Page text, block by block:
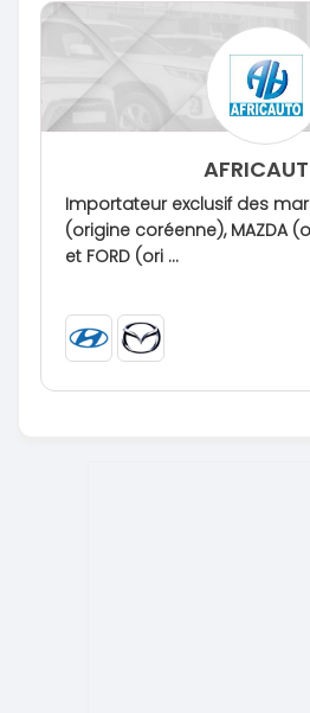
Importateur exclusif des
(origine coréenne), MAZDA
et FORD (ori ...